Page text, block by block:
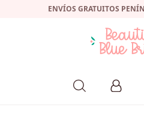
ENVÍOS GRATUITOS